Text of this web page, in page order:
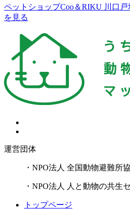
ペットショップCoo＆RIKU 川口
を見る
運営団体
・NPO法人 全国動物避難所
・NPO法人 人と動物の共生
トップページ